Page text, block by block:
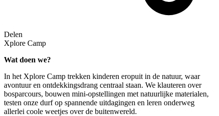
Delen
Xplore Camp
Wat doen we?
In het Xplore Camp trekken kinderen eropuit in de natuur, waar
avontuur en ontdekkingsdrang centraal staan. We klauteren over
bosparcours, bouwen mini-opstellingen met natuurlijke materialen,
testen onze durf op spannende uitdagingen en leren onderweg
allerlei coole weetjes over de buitenwereld.